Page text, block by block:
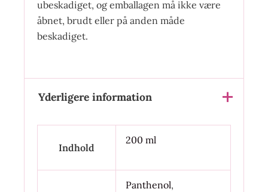
ubeskadiget, og emballagen må ikke være
åbnet, brudt eller på anden måde
beskadiget.
Yderligere information
Indhold
200 ml
Panthenol,